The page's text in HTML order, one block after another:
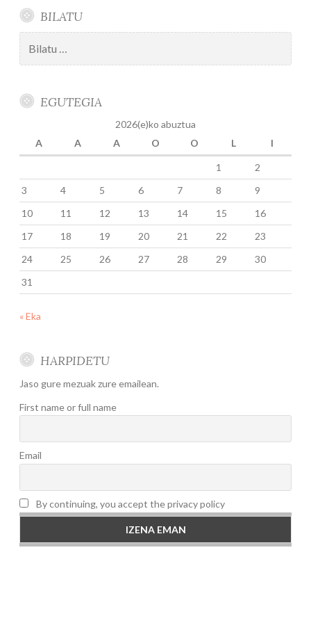
BILATU
EGUTEGIA
2026(e)ko abuztua
A
A A O O L I
1
2
3
4 5 6 7 8
9
10
11 12 13 14 15
16
17
18 19 20 21 22
23
24
25 26 27 28 29
30
31
« Eka
HARPIDETU
Jaso gure mezuak zure emailean.
First name or full name
Email
By continuing, you accept the privacy policy